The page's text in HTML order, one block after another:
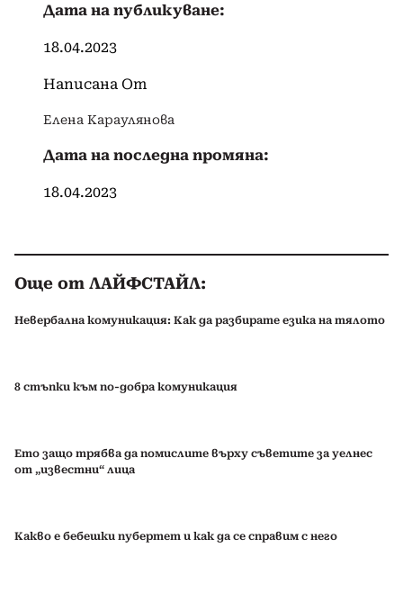
Дата на публикуване:
18.04.2023
Написана От
Елена Караулянова
Дата на последна промяна:
18.04.2023
Още от ЛАЙФСТАЙЛ:
Невербална комуникация: Как да разбирате езика на тялото
8 стъпки към по-добра комуникация
Ето защо трябва да помислите върху съветите за уелнес
от „известни“ лица
Какво е бебешки пубертет и как да се справим с него